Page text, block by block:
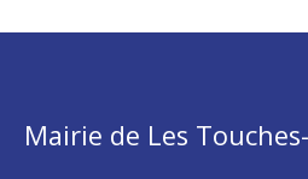
Mairie de Les